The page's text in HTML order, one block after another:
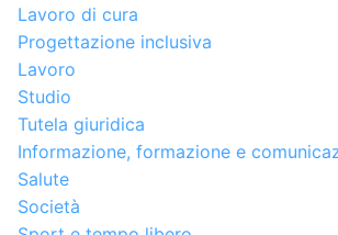
Lavoro di cura
Progettazione inclusiva
Lavoro
Studio
Tutela giuridica
Informazione, formazione e
Salute
Società